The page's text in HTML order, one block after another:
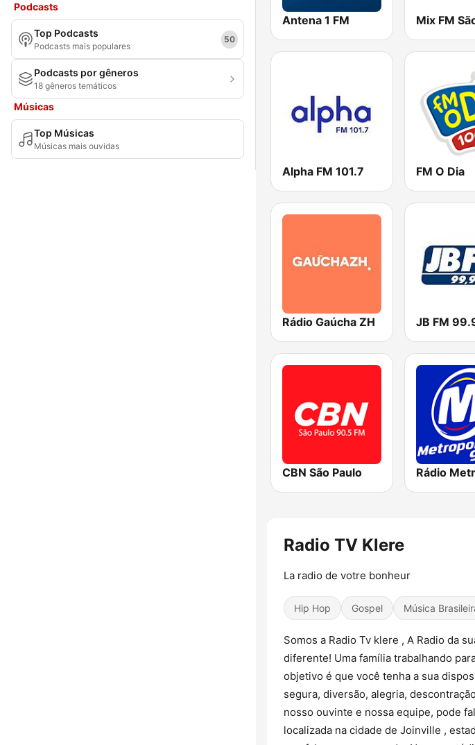
Podcasts
Top Podcasts
Podcasts mais populares
50
Podcasts por gêneros
18 gêneros temáticos
Músicas
Top Músicas
Músicas mais ouvidas
Antena 1 FM Mix FM
Alpha FM 101.7 FM O Dia
Rádio Gaúcha ZH JB FM
CBN São Paulo
Radio TV Klere
La radio de votre bonheur
Hip Hop Gospel Música
Somos a Radio Tv klere , A Radio da
diferente! Uma família trabalhando
objetivo é que você tenha a sua
segura, diversão, alegria,
nosso ouvinte e nossa equipe, pode
localizada na cidade de Joinville ,